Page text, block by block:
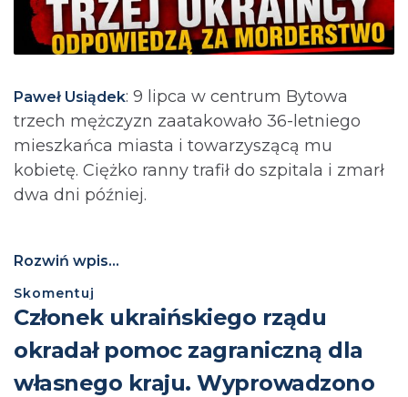
Paweł Usiądek: 9 lipca w centrum Bytowa
trzech mężczyzn zaatakowało 36-letniego
mieszkańca miasta i towarzyszącą mu
kobietę. Ciężko ranny trafił do szpitala i zmarł
dwa dni później.
Rozwiń wpis...
Skomentuj
Członek ukraińskiego rządu
okradał pomoc zagraniczną dla
własnego kraju. Wyprowadzono